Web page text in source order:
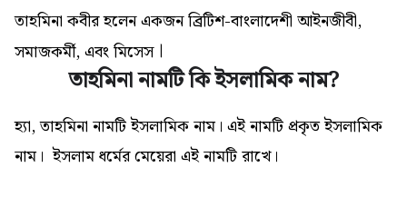
তাহমিনা কবীর হলেন একজন ব্রিটিশ-বাংলাদেশী আইনজীবী,
সমাজকর্মী, এবং মিসেস।
তাহমিনা নামটি কি ইসলামিক নাম?
হ্যা, তাহমিনা নামটি ইসলামিক নাম। এই নামটি প্রকৃত ইসলামিক
নাম। ইসলাম ধর্মের মেয়েরা এই নামটি রাখে।